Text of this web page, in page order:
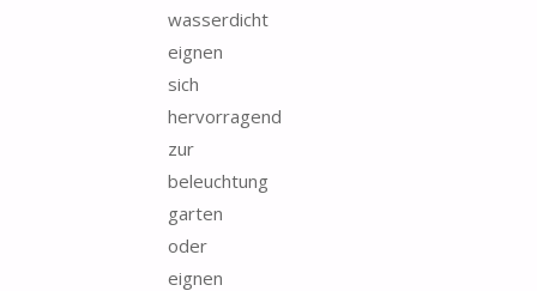
wasserdicht
eignen
sich
hervorragend
zur
beleuchtung
garten
oder
eignen